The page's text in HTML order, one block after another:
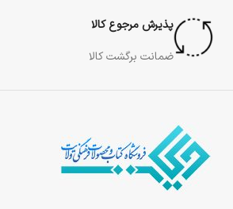
پذیرش مرجوع کالا
ضمانت برگشت کالا